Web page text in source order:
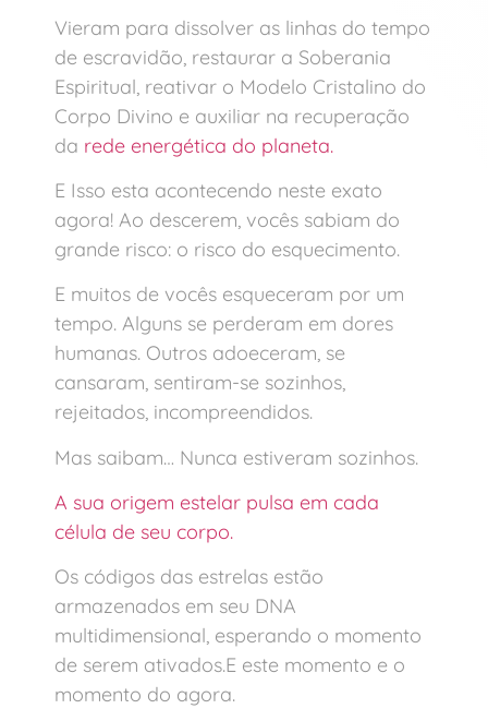
Vieram para dissolver as linhas do tempo
de escravidão, restaurar a Soberania
Espiritual, reativar o Modelo Cristalino do
Corpo Divino e auxiliar na recuperação
da rede energética do planeta.
E Isso esta acontecendo neste exato
agora! Ao descerem, vocês sabiam do
grande risco: o risco do esquecimento.
E muitos de vocês esqueceram por um
tempo. Alguns se perderam em dores
humanas. Outros adoeceram, se
cansaram, sentiram-se sozinhos,
rejeitados, incompreendidos.
Mas saibam… Nunca estiveram sozinhos.
A sua origem estelar pulsa em cada
célula de seu corpo.
Os códigos das estrelas estão
armazenados em seu DNA
multidimensional, esperando o momento
de serem ativados.E este momento e o
momento do agora.